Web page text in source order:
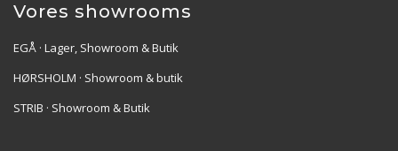
Vores showrooms
EGÅ · Lager, Showroom & Butik
HØRSHOLM · Showroom & butik
STRIB · Showroom & Butik